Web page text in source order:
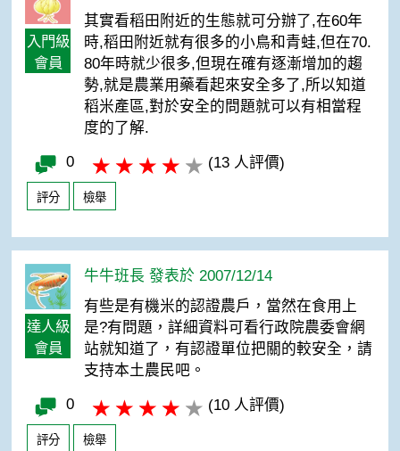
入門級
會員
其實看稻田附近的生態就可分辦了,在60年
時,稻田附近就有很多的小鳥和青蛙,但在70.
80年時就少很多,但現在確有逐漸增加的趨
勢,就是農業用藥看起來安全多了,所以知道
稻米產區,對於安全的問題就可以有相當程
度的了解.
0 (13 人評價)
評分 檢舉
達人級
會員
牛牛班長 發表於 2007/12/14
有些是有機米的認證農戶，當然在食用上
是?有問題，詳細資料可看行政院農委會網
站就知道了，有認證單位把關的較安全，請
支持本土農民吧。
0 (10 人評價)
評分 檢舉